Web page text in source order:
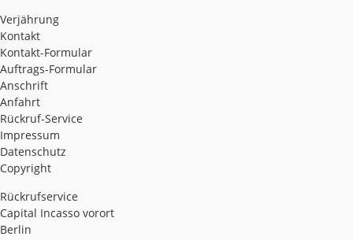
Verjährung
Kontakt
Kontakt-Formular
Auftrags-Formular
Anschrift
Anfahrt
Rückruf-Service
Impressum
Datenschutz
Copyright
Rückrufservice
Capital Incasso vorort
Berlin